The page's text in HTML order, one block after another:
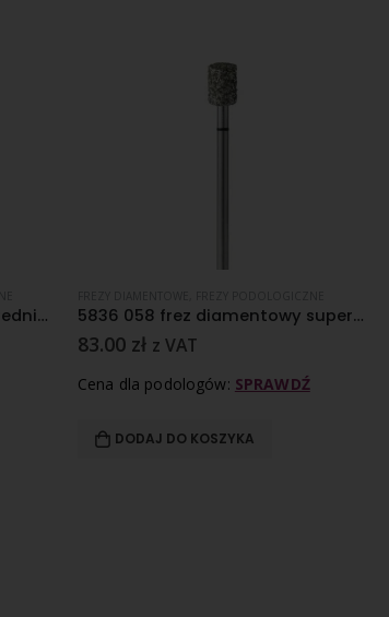
856 040 frez diamentowy średnioziarnisty nasyp 5836 058 frez diamentowy super gruboziarnisty nasyp
83.00 zł z VAT
Cena dla podologów: SPRAWDŹ
DODAJ DO KOSZYKA